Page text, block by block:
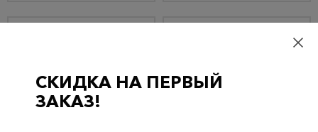
СКИДКА НА ПЕРВЫЙ
ЗАКАЗ!